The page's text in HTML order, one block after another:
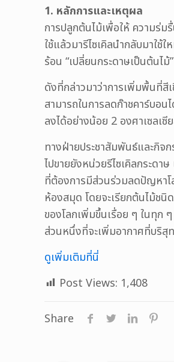
1. หลักการและเหตุผล
การปลูกต้นไม้เพื่อให้ ความร่ม
ใช้แล้วมารีไซเคิลนำกลับมาใ
ร้อน “เปลี่ยนกระดาษเป็นต้นไม้”
ดังที่กล่าวมาว่าการเพิ่มพื้นที่สี
สามารถในการลดก๊าชคาร์บอ
ลงได้อย่างน้อย 2 องศาเซลเ
ทางฝ่ายประชาสัมพันธ์และกิจก
ไปขายยังหน่วยรีไซเคิลกระดา
ที่ต้องการมีส่วนร่วมลดปัญหา
ห้องสมุด โดยจะเรียกต้นไม้ชนิ
ของโลกเพิ่มขึ้นเรื่อย ๆ ในทุก
ส่วนหนึ่งที่จะเพิ่มอากาศที่บริสุ
ดูเพิ่มเติมที่นี่
Post Views: 1,408
Share